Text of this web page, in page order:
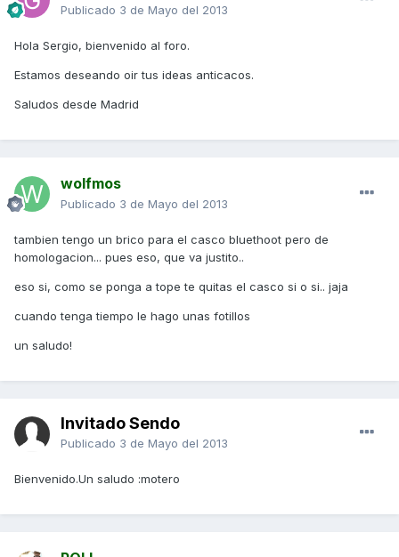
Publicado 3 de Mayo del 2013
Hola Sergio, bienvenido al foro.
Estamos deseando oir tus ideas anticacos.
Saludos desde Madrid
wolfmos
Publicado 3 de Mayo del 2013
tambien tengo un brico para el casco bluethoot pero de
homologacion... pues eso, que va justito..
eso si, como se ponga a tope te quitas el casco si o si.. jaja
cuando tenga tiempo le hago unas fotillos
un saludo!
Invitado Sendo
Publicado 3 de Mayo del 2013
Bienvenido.Un saludo :motero